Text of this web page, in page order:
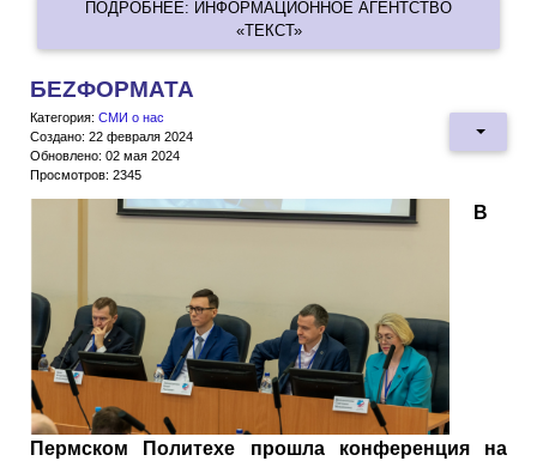
ПОДРОБНЕЕ: ИНФОРМАЦИОННОЕ АГЕНТСТВО
«ТЕКСТ»
БЕZФОРМАТА
Категория: СМИ о нас
Создано: 22 февраля 2024
Обновлено: 02 мая 2024
Просмотров: 2345
В
Пермском Политехе прошла конференция на